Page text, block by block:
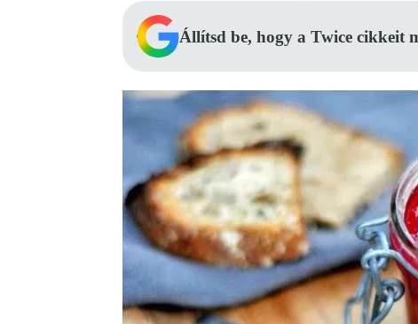
Állítsd be, hogy a Twice cikkeit